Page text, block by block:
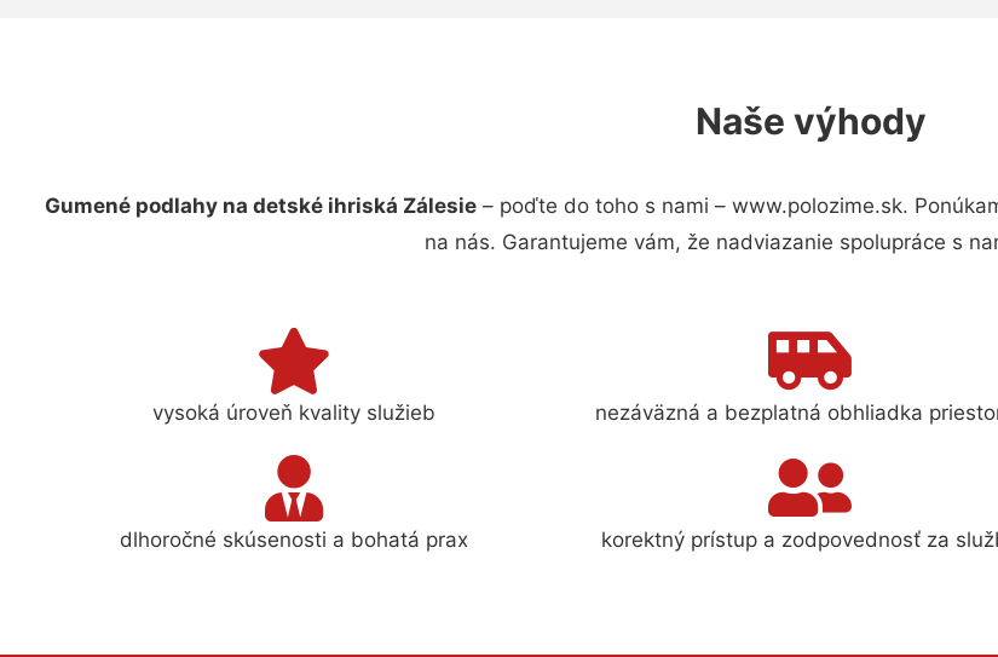
Naše výhody
Gumené podlahy na detské ihriská Zálesie – poďte do toho s nami – www.polozime.sk.
na nás. Garantujeme vám, že nadviazanie spolupráce s
vysoká úroveň kvality služieb nezáväzná a bezplatná obhliadka
dlhoročné skúsenosti a bohatá prax korektný prístup a zodpovednosť za